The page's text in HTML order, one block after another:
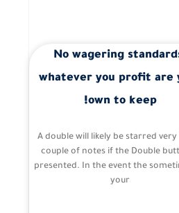
No wagering
whatever you profit are
own to keep!
A double will likely be starred
couple of notes if the Double
presented. In the event the
your